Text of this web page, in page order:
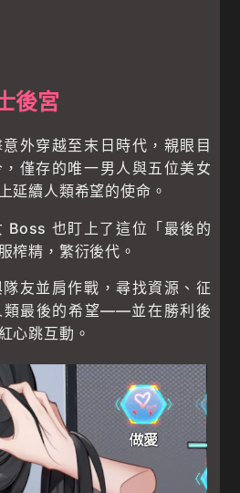
後宮
外穿越至末日時代，親眼目
僅存的唯一男人與五位美女
延續人類希望的使命。
Boss 也盯上了這位「最後的
榨精，繁衍後代。
友並肩作戰，尋找資源、征
類最後的希望——並在勝利後
心跳互動。